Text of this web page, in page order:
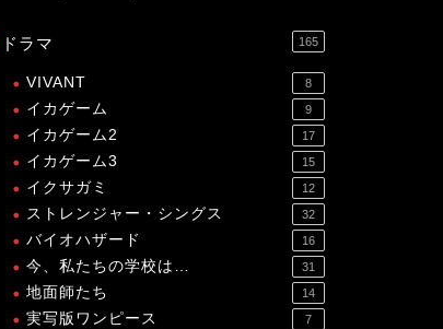
ドラマ 165
VIVANT 8
イカゲーム 9
イカゲーム2 17
イカゲーム3 15
イクサガミ 12
ストレンジャー・シングス 32
バイオハザード 16
今、私たちの学校は… 31
地面師たち 14
実写版ワンピース 7